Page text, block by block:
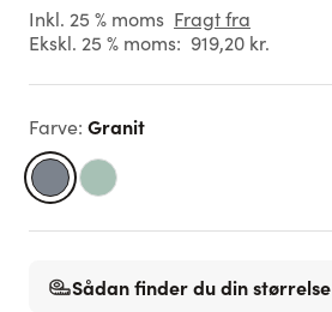
Inkl. 25 % moms Fragt fra
Ekskl. 25 % moms: 919,20 kr.
Farve: Granit
Sådan finder du din størrelse